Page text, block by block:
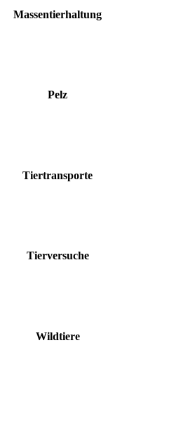
Massentierhaltung
Pelz
Tiertransporte
Tierversuche
Wildtiere